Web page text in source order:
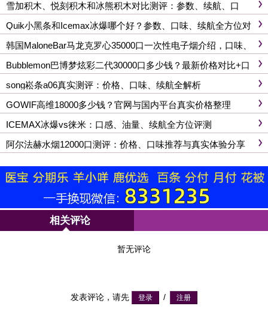
雪加积木、悦刻积木和冰熊积木对比测评：参数、续航、口
感、功能，一文搞懂
Quik小黑条和Icemax冰爆哪个好？参数、口味、续航全方位对
比
韩国MaloneBar马龙克罗心35000口一次性电子烟介绍，口味、
续航、功率全面解析
Bubblemon巴博梦炫彩二代30000口多少钱？最新价格对比+口
感分析
song崧条a06真实测评：价格、口味、续航全解析
GOWIF高维18000多少钱？官网与国内平台真实价格整理
ICEMAX冰爆vs徕米：口感、油量、续航全方位评测
阿尔法赫水烟12000口测评：价格、口味推荐与真实体验分享
相关评论
暂无评论
发表评论，请先 /